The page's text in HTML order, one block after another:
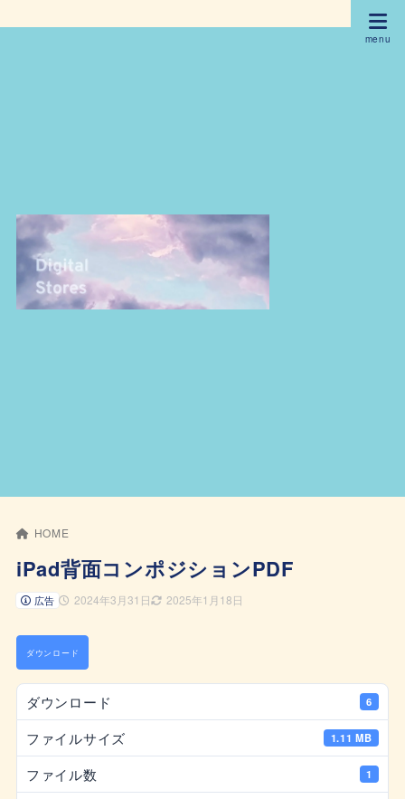
HOME
iPad背面コンポジションPDF
広告 2024年3月31日 2025年1月18日
ダウンロード
ダウンロード 6
ファイルサイズ 1.11 MB
ファイル数 1